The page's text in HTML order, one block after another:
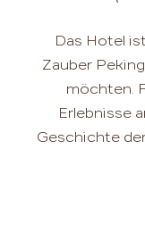
Das Hotel
Zauber
möchten.
Erlebnisse
Geschichte